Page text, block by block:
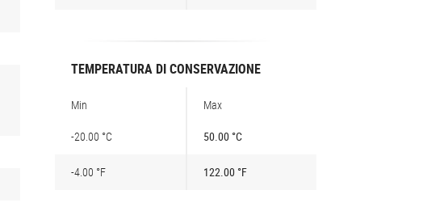
TEMPERATURA DI CONSERVAZIONE
Min Max
-20.00 °C 50.00 °C
-4.00 °F 122.00 °F